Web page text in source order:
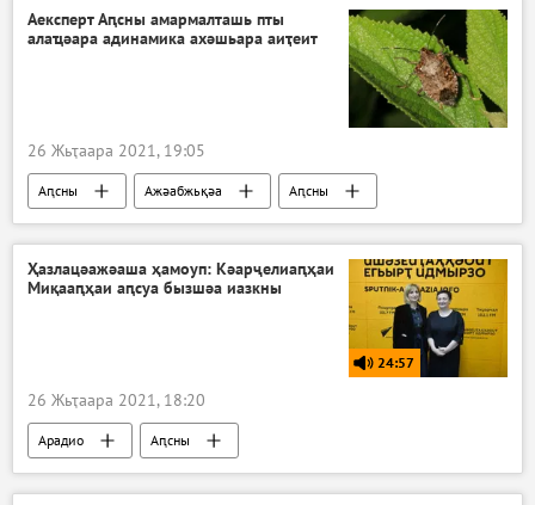
Аексперт Аԥсны амармалташь пты
алаҵәара адинамика ахәшьара аиҭеит
26 Жьҭаара 2021, 19:05
Аԥсны Ажәабжьқәа Аԥсны
Ҳазлацәажәаша ҳамоуп: Кәарҷелиаԥҳаи
Миқааԥҳаи аԥсуа бызшәа иазкны
24:57
26 Жьҭаара 2021, 18:20
Арадио
Аԥсны
Ҳазлацәажәаша ҳамоуп
Аподкаст